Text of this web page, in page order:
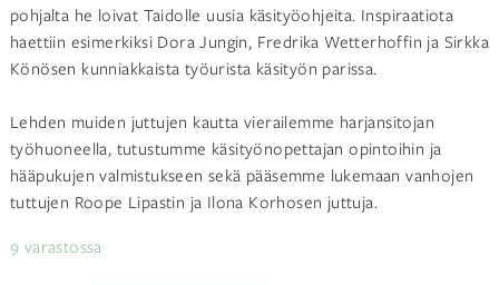
pohjalta he loivat Taidolle uusia käsityöohjeita. Inspiraatiota
haettiin esimerkiksi Dora Jungin, Fredrika Wetterhoffin ja Sirkka
Könösen kunniakkaista työurista käsityön parissa.
Lehden muiden juttujen kautta vierailemme harjansitojan
työhuoneella, tutustumme käsityönopettajan opintoihin ja
hääpukujen valmistukseen sekä pääsemme lukemaan vanhojen
tuttujen Roope Lipastin ja Ilona Korhosen juttuja.
9 varastossa